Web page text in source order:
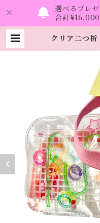
選べるプレ
合計
クリア二つ